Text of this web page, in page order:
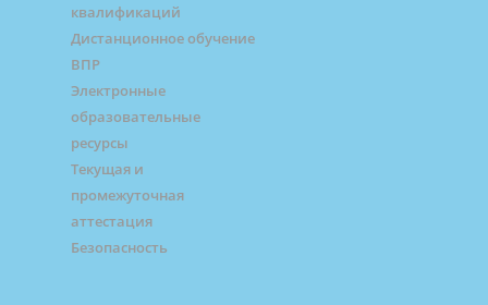
квалификаций
Дистанционное обучение
ВПР
Электронные
образовательные
ресурсы
Текущая и
промежуточная
аттестация
Безопасность